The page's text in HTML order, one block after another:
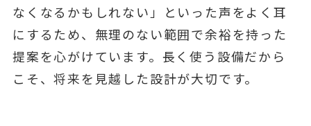
なくなるかもしれない」といった声をよく耳
にするため、無理のない範囲で余裕を持った
提案を心がけています。長く使う設備だから
こそ、将来を見越した設計が大切です。